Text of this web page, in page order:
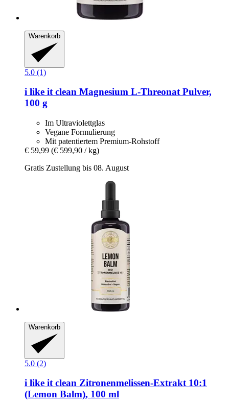
Warenkorb
5.0 (1)
i like it clean Magnesium L-​Threonat Pulver,
100 g
Im Ultraviolettglas
Vegane Formulierung
Mit patentiertem Premium-Rohstoff
€ 59,99 (€ 599,90 / kg)
Gratis Zustellung bis 08. August
Warenkorb
5.0 (2)
i like it clean Zitronenmelissen-​Extrakt 10:1
(Lemon Balm), 100 ml